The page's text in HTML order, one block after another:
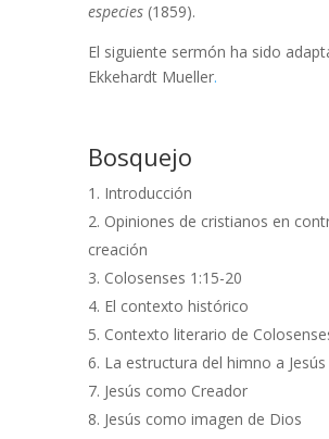
especies(1859).
El siguiente sermón ha sido
Ekkehardt Mueller.
Bosquejo
Introducción
Opiniones de cristianos en
creación
Colosenses 1:15-20
El contexto histórico
Contexto literario de
La estructura del himno a Jesús
Jesús como Creador
Jesús como imagen de Dios